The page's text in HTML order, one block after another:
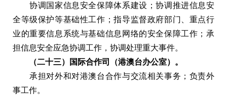
协调国家信息安全保障体系建设；协调推进信息安
全等级保护等基础性工作；指导监督政府部门、重点行
业的重要信息系统与基础信息网络的安全保障工作；承
担信息安全应急协调工作，协调处理重大事件。
（二十三）国际合作司（港澳台办公室）。
承担对外和对港澳台合作与交流相关事务；负责外
事工作。